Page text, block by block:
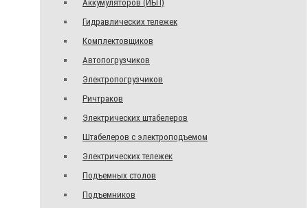
Аккумуляторов (ИБП)
Гидравлических тележек
Комплектовщиков
Автопогрузчиков
Электропогрузчиков
Ричтраков
Электрических штабелеров
Штабелеров с электроподъемом
Электрических тележек
Подъемных столов
Подъемников